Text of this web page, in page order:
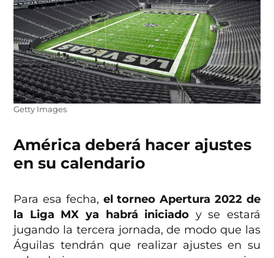
Getty Images
América deberá hacer ajustes
en su calendario
Para esa fecha, el torneo Apertura 2022 de
la Liga MX ya habrá iniciado y se estará
jugando la tercera jornada, de modo que las
Águilas tendrán que realizar ajustes en su